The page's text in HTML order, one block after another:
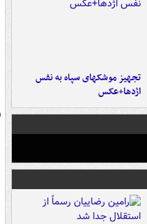
تجهیز موشکهای سپاه به نفس
اژدها+عکس